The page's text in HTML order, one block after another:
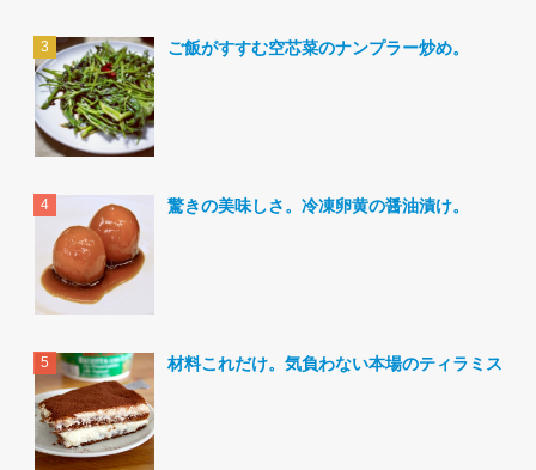
ご飯がすすむ空芯菜のナンプラー炒め。
驚きの美味しさ。冷凍卵黄の醤油漬け。
材料これだけ。気負わない本場のティラミス。